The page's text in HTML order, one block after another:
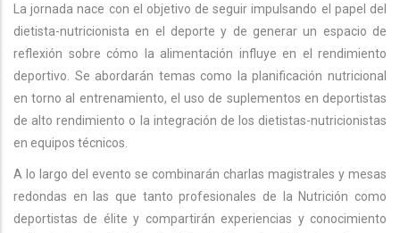
La jornada nace con el objetivo de seguir impulsando el papel del
dietista-nutricionista en el deporte y de generar un espacio de
reflexión sobre cómo la alimentación influye en el rendimiento
deportivo. Se abordarán temas como la planificación nutricional
en torno al entrenamiento, el uso de suplementos en deportistas
de alto rendimiento o la integración de los dietistas-nutricionistas
en equipos técnicos.
A lo largo del evento se combinarán charlas magistrales y mesas
redondas en las que tanto profesionales de la Nutrición como
deportistas de élite y compartirán experiencias y conocimiento